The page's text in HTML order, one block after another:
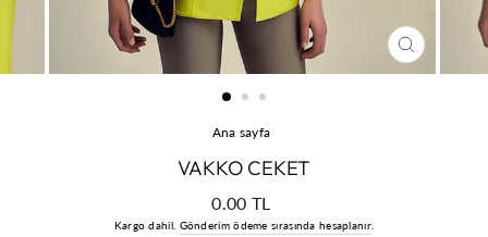
KAPAT
Ana sayfa/
VAKKO CEKET
Normal
fiyat
0.00 TL
Kargo dahil. Gönderim ödeme sırasında hesaplanır.